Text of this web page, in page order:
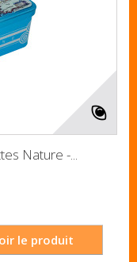
Nature -...
le produit